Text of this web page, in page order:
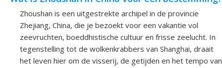
Zhoushan is een uitgestrekte archipel in de provincie
Zhejiang, China, die je bezoekt voor een vakantie vol
zeevruchten, boeddhistische cultuur en frisse zeelucht. In
tegenstelling tot de wolkenkrabbers van Shanghai, draait
het leven hier om de visserij, de getijden en het tempo van